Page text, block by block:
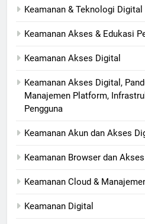
Keamanan & Teknologi Digital
Keamanan Akses & Edukasi
Keamanan Akses Digital
Keamanan Akses Digital,
Manajemen Platform,
Pengguna
Keamanan Akun dan Akses
Keamanan Browser dan
Keamanan Cloud &
Keamanan Digital